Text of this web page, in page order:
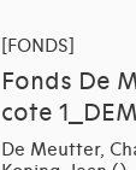
[FONDS]
Fonds De
cote
De Meutter,